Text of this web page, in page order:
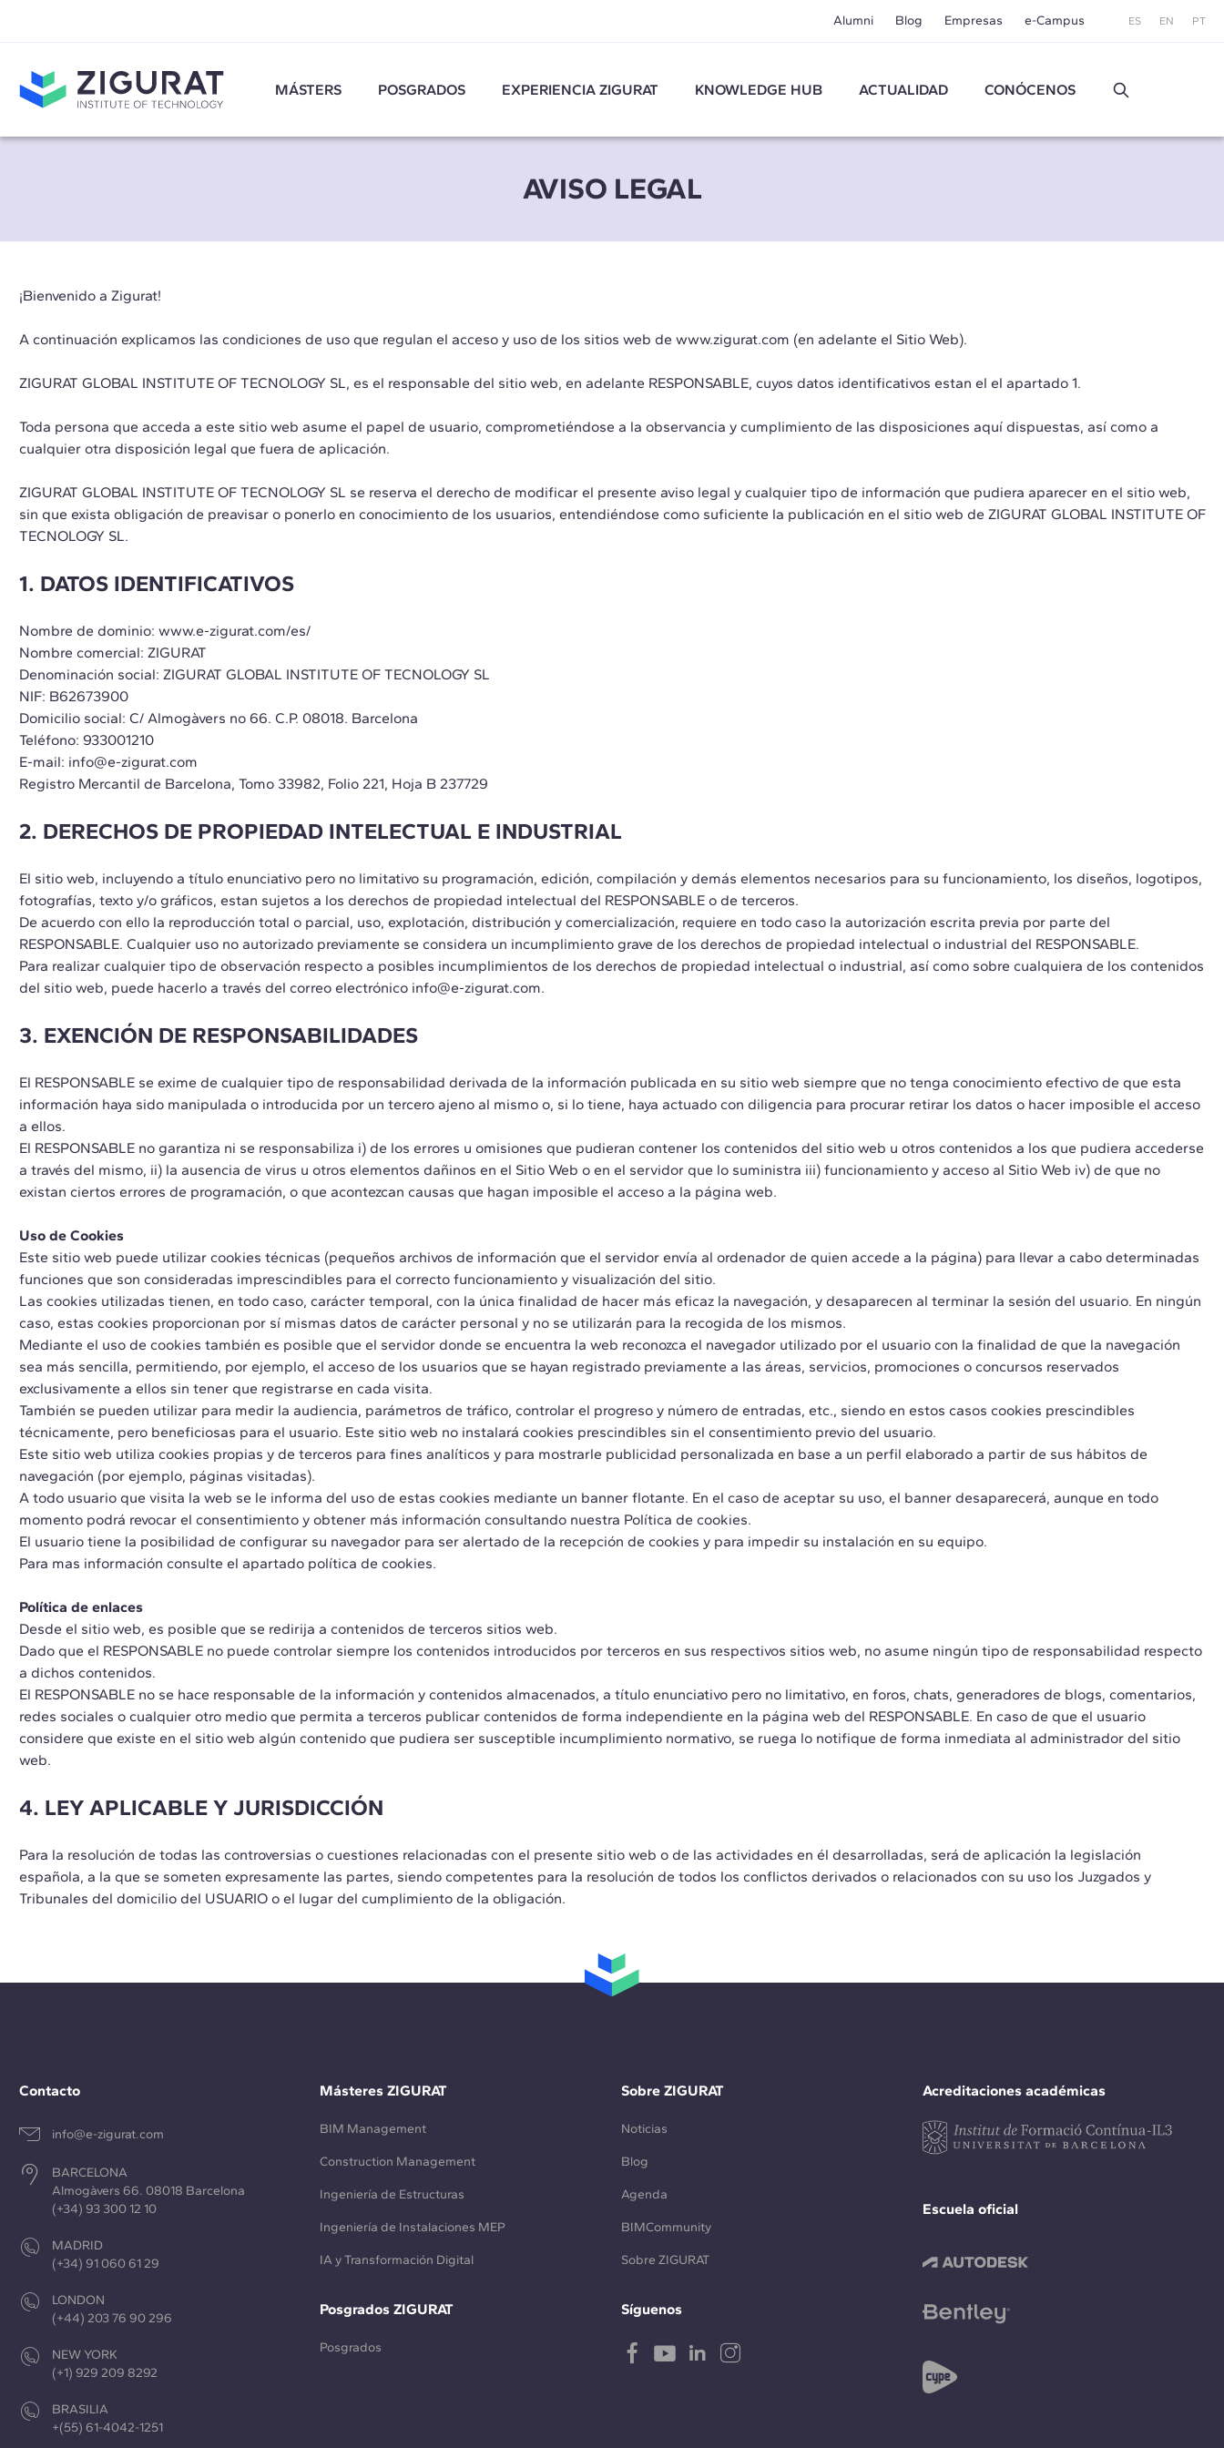
Alumni Blog Empresas e-Campus ES EN PT
MÁSTERS POSGRADOS EXPERIENCIA ZIGURAT KNOWLEDGE HUB ACTUALIDAD CONÓCENOS
AVISO LEGAL
¡Bienvenido a Zigurat!
A continuación explicamos las condiciones de uso que regulan el acceso y uso de los sitios web de www.zigurat.com (en adelante el Sitio Web).
ZIGURAT GLOBAL INSTITUTE OF TECNOLOGY SL, es el responsable del sitio web, en adelante RESPONSABLE, cuyos datos identificativos estan el el apartado 1.
Toda persona que acceda a este sitio web asume el papel de usuario, comprometiéndose a la observancia y cumplimiento de las disposiciones aquí dispuestas, así como a
cualquier otra disposición legal que fuera de aplicación.
ZIGURAT GLOBAL INSTITUTE OF TECNOLOGY SL se reserva el derecho de modificar el presente aviso legal y cualquier tipo de información que pudiera aparecer en el sitio web,
sin que exista obligación de preavisar o ponerlo en conocimiento de los usuarios, entendiéndose como suficiente la publicación en el sitio web de ZIGURAT GLOBAL INSTITUTE OF
TECNOLOGY SL.
1. DATOS IDENTIFICATIVOS
Nombre de dominio: www.e-zigurat.com/es/
Nombre comercial: ZIGURAT
Denominación social: ZIGURAT GLOBAL INSTITUTE OF TECNOLOGY SL
NIF: B62673900
Domicilio social: C/ Almogàvers no 66. C.P. 08018. Barcelona
Teléfono: 933001210
E-mail: info@e-zigurat.com
Registro Mercantil de Barcelona, Tomo 33982, Folio 221, Hoja B 237729
2. DERECHOS DE PROPIEDAD INTELECTUAL E INDUSTRIAL
El sitio web, incluyendo a título enunciativo pero no limitativo su programación, edición, compilación y demás elementos necesarios para su funcionamiento, los diseños, logotipos,
fotografías, texto y/o gráficos, estan sujetos a los derechos de propiedad intelectual del RESPONSABLE o de terceros.
De acuerdo con ello la reproducción total o parcial, uso, explotación, distribución y comercialización, requiere en todo caso la autorización escrita previa por parte del
RESPONSABLE. Cualquier uso no autorizado previamente se considera un incumplimiento grave de los derechos de propiedad intelectual o industrial del RESPONSABLE.
Para realizar cualquier tipo de observación respecto a posibles incumplimientos de los derechos de propiedad intelectual o industrial, así como sobre cualquiera de los contenidos
del sitio web, puede hacerlo a través del correo electrónico info@e-zigurat.com.
3. EXENCIÓN DE RESPONSABILIDADES
El RESPONSABLE se exime de cualquier tipo de responsabilidad derivada de la información publicada en su sitio web siempre que no tenga conocimiento efectivo de que esta
información haya sido manipulada o introducida por un tercero ajeno al mismo o, si lo tiene, haya actuado con diligencia para procurar retirar los datos o hacer imposible el acceso
a ellos.
El RESPONSABLE no garantiza ni se responsabiliza i) de los errores u omisiones que pudieran contener los contenidos del sitio web u otros contenidos a los que pudiera accederse
a través del mismo, ii) la ausencia de virus u otros elementos dañinos en el Sitio Web o en el servidor que lo suministra iii) funcionamiento y acceso al Sitio Web iv) de que no
existan ciertos errores de programación, o que acontezcan causas que hagan imposible el acceso a la página web.
Uso de Cookies
Este sitio web puede utilizar cookies técnicas (pequeños archivos de información que el servidor envía al ordenador de quien accede a la página) para llevar a cabo determinadas
funciones que son consideradas imprescindibles para el correcto funcionamiento y visualización del sitio.
Las cookies utilizadas tienen, en todo caso, carácter temporal, con la única finalidad de hacer más eficaz la navegación, y desaparecen al terminar la sesión del usuario. En ningún
caso, estas cookies proporcionan por sí mismas datos de carácter personal y no se utilizarán para la recogida de los mismos.
Mediante el uso de cookies también es posible que el servidor donde se encuentra la web reconozca el navegador utilizado por el usuario con la finalidad de que la navegación
sea más sencilla, permitiendo, por ejemplo, el acceso de los usuarios que se hayan registrado previamente a las áreas, servicios, promociones o concursos reservados
exclusivamente a ellos sin tener que registrarse en cada visita.
También se pueden utilizar para medir la audiencia, parámetros de tráfico, controlar el progreso y número de entradas, etc., siendo en estos casos cookies prescindibles
técnicamente, pero beneficiosas para el usuario. Este sitio web no instalará cookies prescindibles sin el consentimiento previo del usuario.
Este sitio web utiliza cookies propias y de terceros para fines analíticos y para mostrarle publicidad personalizada en base a un perfil elaborado a partir de sus hábitos de
navegación (por ejemplo, páginas visitadas).
A todo usuario que visita la web se le informa del uso de estas cookies mediante un banner flotante. En el caso de aceptar su uso, el banner desaparecerá, aunque en todo
momento podrá revocar el consentimiento y obtener más información consultando nuestra Política de cookies.
El usuario tiene la posibilidad de configurar su navegador para ser alertado de la recepción de cookies y para impedir su instalación en su equipo.
Para mas información consulte el apartado política de cookies.
Política de enlaces
Desde el sitio web, es posible que se redirija a contenidos de terceros sitios web.
Dado que el RESPONSABLE no puede controlar siempre los contenidos introducidos por terceros en sus respectivos sitios web, no asume ningún tipo de responsabilidad respecto
a dichos contenidos.
El RESPONSABLE no se hace responsable de la información y contenidos almacenados, a título enunciativo pero no limitativo, en foros, chats, generadores de blogs, comentarios,
redes sociales o cualquier otro medio que permita a terceros publicar contenidos de forma independiente en la página web del RESPONSABLE. En caso de que el usuario
considere que existe en el sitio web algún contenido que pudiera ser susceptible incumplimiento normativo, se ruega lo notifique de forma inmediata al administrador del sitio
web.
4. LEY APLICABLE Y JURISDICCIÓN
Para la resolución de todas las controversias o cuestiones relacionadas con el presente sitio web o de las actividades en él desarrolladas, será de aplicación la legislación
española, a la que se someten expresamente las partes, siendo competentes para la resolución de todos los conflictos derivados o relacionados con su uso los Juzgados y
Tribunales del domicilio del USUARIO o el lugar del cumplimiento de la obligación.
Contacto
info@e-zigurat.com
BARCELONA
Almogàvers 66. 08018 Barcelona
(+34) 93 300 12 10
MADRID
(+34) 91 060 61 29
LONDON
(+44) 203 76 90 296
NEW YORK
(+1) 929 209 8292
BRASILIA
+(55) 61-4042-1251
Acreditaciones académicas
Escuela oficial
Másteres ZIGURAT
BIM Management
Construction Management
Ingeniería de Estructuras
Ingeniería de Instalaciones MEP
IA y Transformación Digital
Posgrados ZIGURAT
Posgrados
Sobre ZIGURAT
Noticias
Blog
Agenda
BIMCommunity
Sobre ZIGURAT
Síguenos